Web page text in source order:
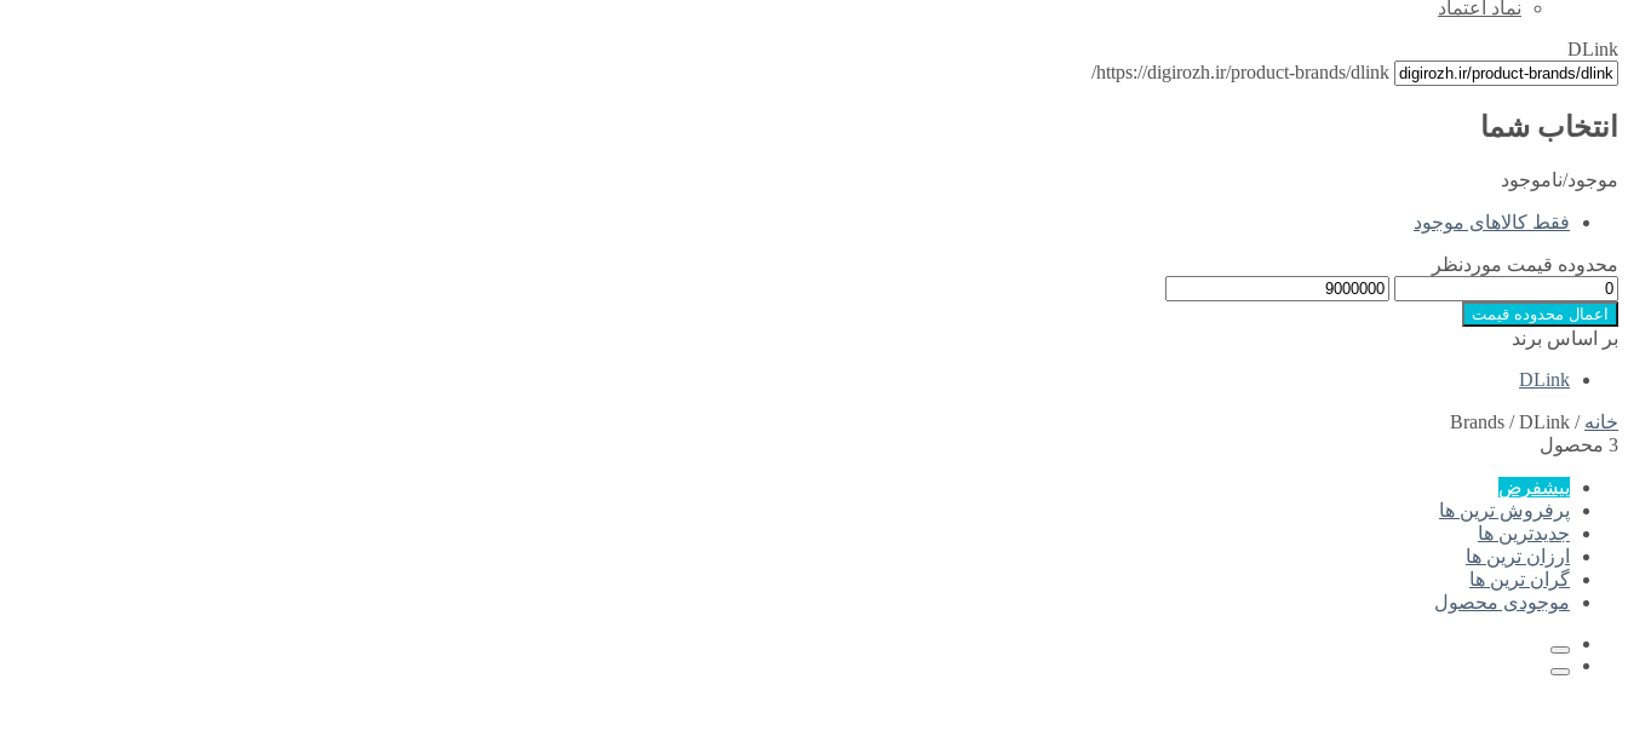
نماد اعتماد
DLink
https://digirozh.ir/product-brands/dlink/
انتخاب شما
موجود/ناموجود
فقط کالاهای موجود
محدوده قیمت موردنظر
اعمال محدوده قیمت
بر اساس برند
DLink
خانه / Brands / DLink
3 محصول
پیشفرض
پرفروش ترین ها
جدیدترین ها
ارزان ترین ها
گران ترین ها
موجودی محصول